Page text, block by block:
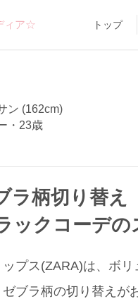
ィア☆ トップ
ン (162cm)
・23歳
ラ柄切り替え
ックコーデの
プス(ZARA)は、ボ
ブラ柄の切り替え